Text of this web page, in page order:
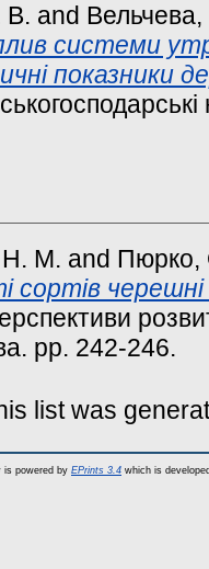
В. and Вельчева,
системи
показники
Н. М. and
сортів
pp. 242-246.
list was
is powered by EPrints 3.4 which is